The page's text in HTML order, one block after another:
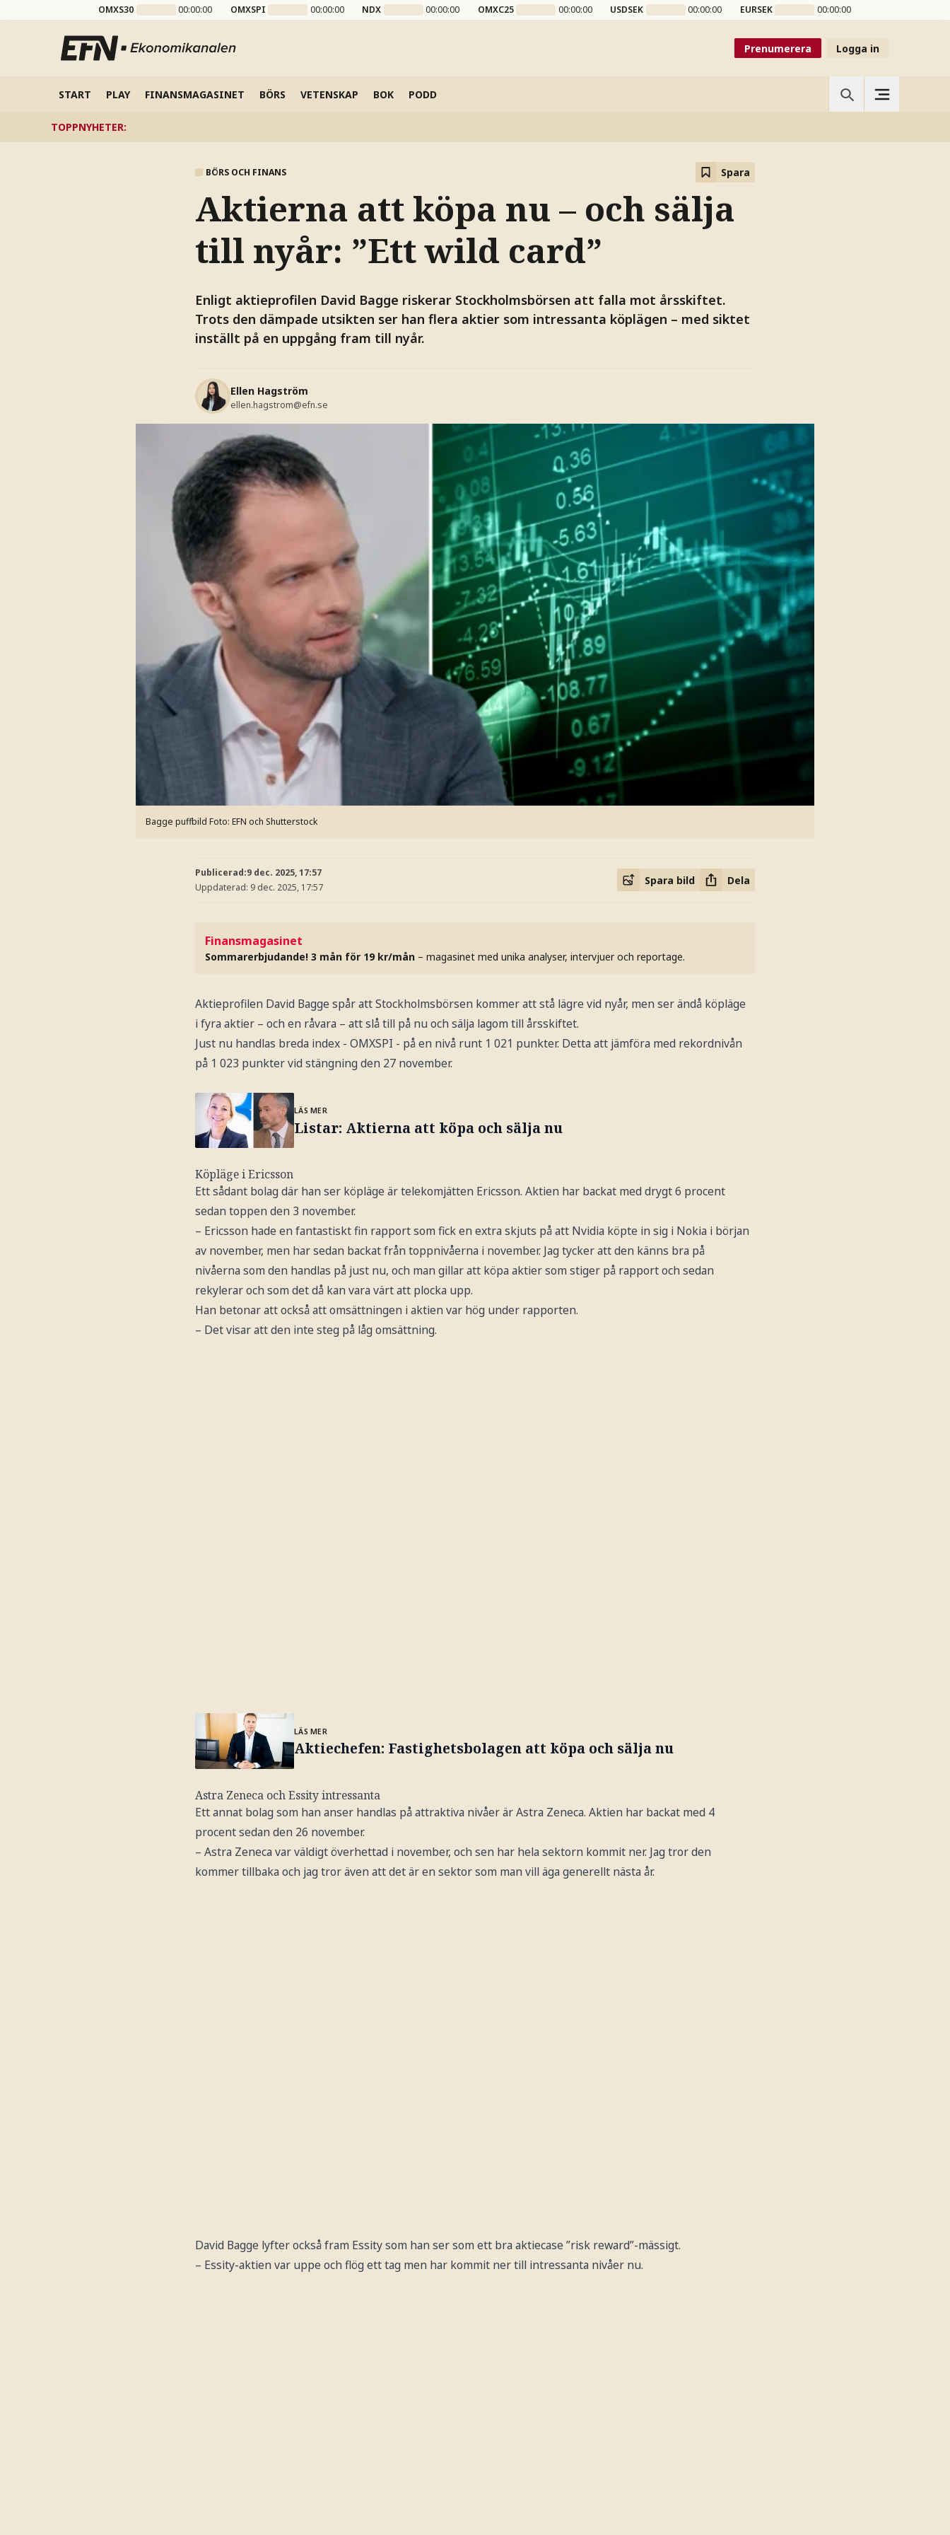
OMXS30 00:00:00 OMXSPI 00:00:00 NDX 00:00:00 OMXC25 00:00:00 USDSEK 00:00:00 EURSEK 00:00:00
Prenumerera Logga in
START PLAY FINANSMAGASINET BÖRS VETENSKAP BOK PODD
TOPPNYHETER:
BÖRS OCH FINANS Spara
Aktierna att köpa nu – och sälja
till nyår: ”Ett wild card”
Enligt aktieprofilen David Bagge riskerar Stockholmsbörsen att falla mot årsskiftet.
Trots den dämpade utsikten ser han flera aktier som intressanta köplägen – med siktet
inställt på en uppgång fram till nyår.
Ellen Hagström
ellen.hagstrom@efn.se
Bagge puffbild Foto: EFN och Shutterstock
Publicerad:9 dec. 2025, 17:57
Uppdaterad: 9 dec. 2025, 17:57
Spara bild Dela
Finansmagasinet
Sommarerbjudande! 3 mån för 19 kr/mån – magasinet med unika analyser, intervjuer och reportage.
Aktieprofilen David Bagge spår att Stockholmsbörsen kommer att stå lägre vid nyår, men ser ändå köpläge
i fyra aktier – och en råvara – att slå till på nu och sälja lagom till årsskiftet.
Just nu handlas breda index - OMXSPI - på en nivå runt 1 021 punkter. Detta att jämföra med rekordnivån
på 1 023 punkter vid stängning den 27 november.
LÄS MER
Listar: Aktierna att köpa och sälja nu
Köpläge i Ericsson
Ett sådant bolag där han ser köpläge är telekomjätten Ericsson. Aktien har backat med drygt 6 procent
sedan toppen den 3 november.
– Ericsson hade en fantastiskt fin rapport som fick en extra skjuts på att Nvidia köpte in sig i Nokia i början
av november, men har sedan backat från toppnivåerna i november. Jag tycker att den känns bra på
nivåerna som den handlas på just nu, och man gillar att köpa aktier som stiger på rapport och sedan
rekylerar och som det då kan vara värt att plocka upp.
Han betonar att också att omsättningen i aktien var hög under rapporten.
– Det visar att den inte steg på låg omsättning.
LÄS MER
Aktiechefen: Fastighetsbolagen att köpa och sälja nu
Astra Zeneca och Essity intressanta
Ett annat bolag som han anser handlas på attraktiva nivåer är Astra Zeneca. Aktien har backat med 4
procent sedan den 26 november.
– Astra Zeneca var väldigt överhettad i november, och sen har hela sektorn kommit ner. Jag tror den
kommer tillbaka och jag tror även att det är en sektor som man vill äga generellt nästa år.
David Bagge lyfter också fram Essity som han ser som ett bra aktiecase ”risk reward”-mässigt.
– Essity-aktien var uppe och flög ett tag men har kommit ner till intressanta nivåer nu.